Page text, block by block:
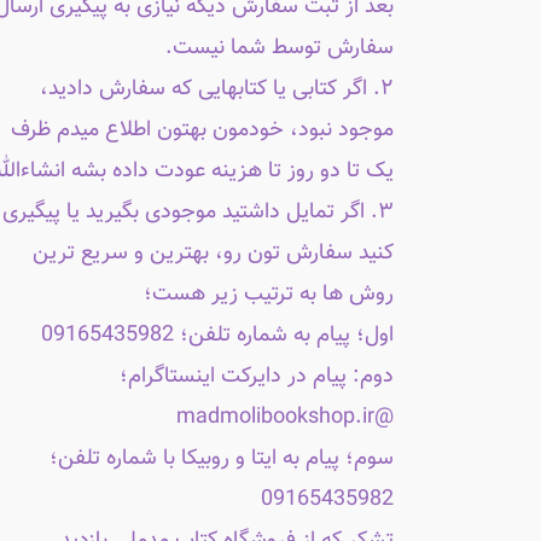
بعد از ثبت سفارش دیگه نیازی به پیگیری
سفارش توسط شما نیست.
۲. اگر کتابی یا کتابهایی که سفارش دادید،
موجود نبود، خودمون بهتون اطلاع میدم ظرف
یک تا دو روز تا هزینه عودت داده بشه
۳. اگر تمایل داشتید موجودی بگیرید یا پیگیری
کنید سفارش تون رو، بهترین و سریع ترین
روش ها به ترتیب زیر هست؛
اول؛ پیام به شماره تلفن؛ 09165435982
دوم: پیام در دایرکت اینستاگرام؛
@madmolibookshop.ir
سوم؛ پیام به ایتا و روبیکا با شماره تلفن؛
09165435982